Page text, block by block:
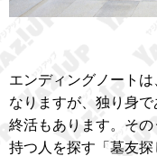
エンディングノート
なりますが、独り身
終活もあります。そ
持つ人を探す「墓友探